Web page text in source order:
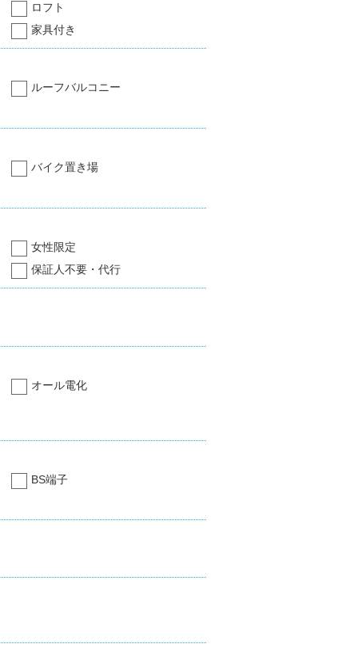
ロフト
家具付き
ルーフバルコニー
バイク置き場
女性限定
保証人不要・代行
オール電化
BS端子